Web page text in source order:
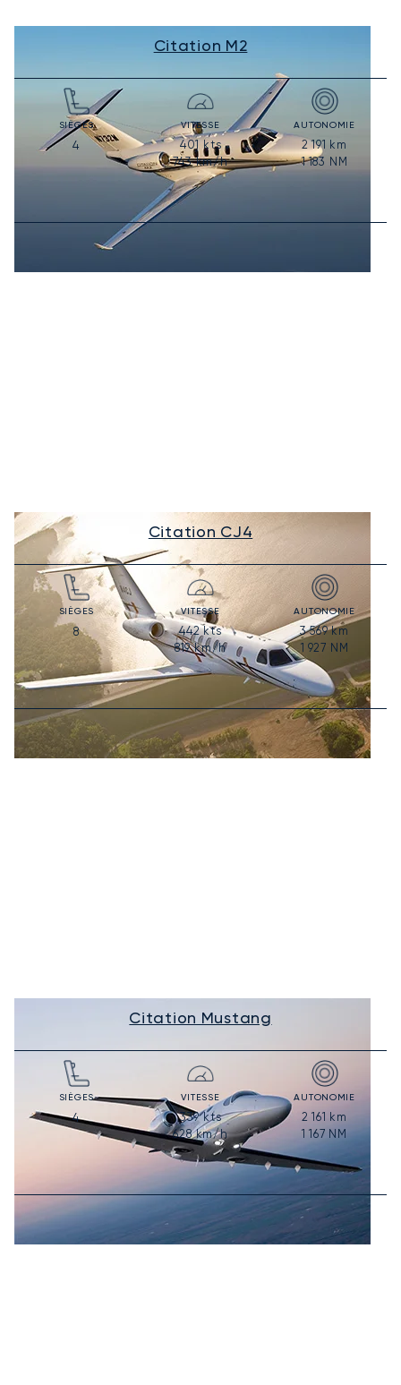
Citation M2
SIÈGES
4
VITESSE
401kts
743km/h
AUTONOMIE
2 191 km
1 183 NM
Citation CJ4
SIÈGES
8
VITESSE
442kts
819km/h
AUTONOMIE
3 569km
1 927 NM
Citation Mustang
SIÈGES
4
VITESSE
339kts
628km/h
AUTONOMIE
2 161 km
1 167 NM